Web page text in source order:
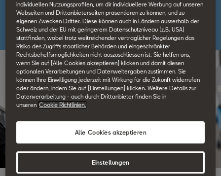
Mehr erfahren
individuellen Nutzungsprofilen, um dir individuellere Werbung auf unseren
Webseiten und Drittanbieterseiten präsentieren zu können, und zu
eigenen Zwecken Dritter. Diese können auch in Ländern ausserhalb der
Schweiz und der EU mit geringerem Datenschutzniveau (z.B. USA)
stattfinden, wobei trotz weitreichender vertraglicher Regelungen das
Risiko des Zugriffs staatlicher Behörden und eingeschränkter
Rechtsbehelfsmöglichkeiten nicht auszuschliessen ist. Sie helfen uns,
wenn Sie auf [Alle Cookies akzeptieren] klicken und damit diesen
optionalen Verarbeitungen und Datenweitergaben zustimmen. Sie
können Ihre Einwilligung jederzeit mit Wirkung für die Zukunft widerrufen
oder ändern, indem Sie auf [Einstellungen] klicken. Weitere Details zur
Datenverarbeitung - auch durch Drittanbieter finden Sie in
unseren Cookie Richtlinien.
Alle Cookies akzeptieren
Einstellungen